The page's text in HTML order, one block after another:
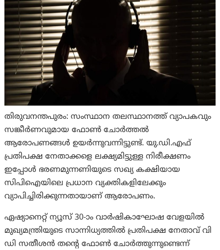
തിരുവനന്തപുരം: സംസ്ഥാന തലസ്ഥാനത്ത് വ്യാപകവും
സങ്കീർണവുമായ ഫോൺ ചോർത്തൽ
ആരോപണങ്ങൾ ഉയർന്നുവന്നിട്ടുണ്ട്. യു.ഡി.എഫ്
പ്രതിപക്ഷ നേതാക്കളെ ലക്ഷ്യമിട്ടുള്ള നിരീക്ഷണം
ഇപ്പോൾ ഭരണമുന്നണിയുടെ സഖ്യ കക്ഷിയായ
സിപിഐയിലെ പ്രധാന വ്യക്തികളിലേക്കും
വ്യാപിച്ചിരിക്കുന്നതായാണ് ആരോപണം.
ഏഷ്യാനെറ്റ് ന്യൂസ് 30-ാം വാർഷികാഘോഷ വേളയിൽ
മുഖ്യമന്ത്രിയുടെ സാന്നിധ്യത്തിൽ പ്രതിപക്ഷ നേതാവ് വി
ഡി സതീശൻ തന്റെ ഫോൺ ചോർത്തുന്നുണ്ടെന്ന്